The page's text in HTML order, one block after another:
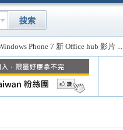
搜索
Phone 7 新 Office hub 影片 ...